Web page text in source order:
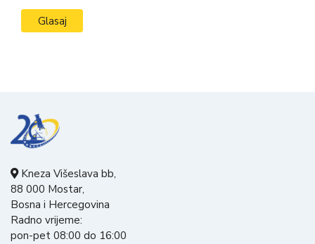
Kneza Višeslava bb,
88 000 Mostar,
Bosna i Hercegovina
Radno vrijeme:
pon-pet 08:00 do 16:00